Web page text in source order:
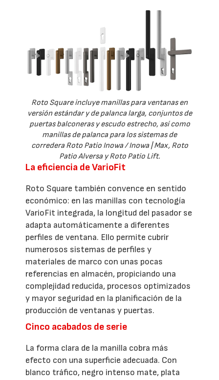
Roto Square incluye manillas para ventanas en
versión estándar y de palanca larga, conjuntos de
puertas balconeras y escudo estrecho, así como
manillas de palanca para los sistemas de
corredera Roto Patio Inowa / Inowa | Max, Roto
Patio Alversa y Roto Patio Lift.
La eficiencia de VarioFit
Roto Square también convence en sentido
económico: en las manillas con tecnología
VarioFit integrada, la longitud del pasador se
adapta automáticamente a diferentes
perfiles de ventana. Ello permite cubrir
numerosos sistemas de perfiles y
materiales de marco con unas pocas
referencias en almacén, propiciando una
complejidad reducida, procesos optimizados
y mayor seguridad en la planificación de la
producción de ventanas y puertas.
Cinco acabados de serie
La forma clara de la manilla cobra más
efecto con una superficie adecuada. Con
blanco tráfico, negro intenso mate, plata